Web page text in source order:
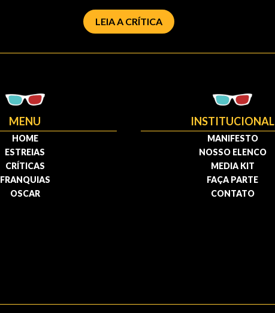
LEIA A CRÍTICA
MENU
HOME
ESTREIAS
CRÍTICAS
FRANQUIAS
OSCAR
INSTITUCIONAL
MANIFESTO
NOSSO ELENCO
MEDIA KIT
FAÇA PARTE
CONTATO